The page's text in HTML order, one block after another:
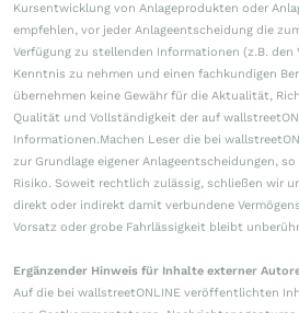
Kursentwicklung von Anlageprodukten oder
empfehlen, vor jeder Anlageentscheidung die
Verfügung zu stellenden Informationen (z.B. den
Kenntnis zu nehmen und einen fachkundigen
übernehmen keine Gewähr für die Aktualität,
Qualität und Vollständigkeit der auf
Informationen.Machen Leser die bei
zur Grundlage eigener Anlageentscheidungen,
Risiko. Soweit rechtlich zulässig, schließen wir
direkt oder indirekt damit verbundene
Vorsatz oder grobe Fahrlässigkeit bleibt
Ergänzender Hinweis für Inhalte externer
Auf die bei wallstreetONLINE veröffentlichten